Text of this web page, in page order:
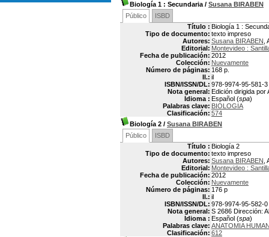
Biología 1 : Secundaria / Susana BIRABEN
Público
ISBD
Título : Biología 1 :
Tipo de documento: texto impreso
Autores: Susana BIRABEN
Editorial: Montevideo :
Fecha de publicación: 2012
Colección: Nuevamente
Número de páginas: 168 p.
Il.: il
ISBN/ISSN/DL: 978-9974-95-581-3
Nota general: Edición dirigida por
Idioma : Español (spa)
Palabras clave: BIOLOGIA
Clasificación: 574
Biología 2 / Susana BIRABEN
Público
ISBD
Título : Biología 2
Tipo de documento: texto impreso
Autores: Susana BIRABEN
Editorial: Montevideo :
Fecha de publicación: 2012
Colección: Nuevamente
Número de páginas: 176 p
Il.: il
ISBN/ISSN/DL: 978-9974-95-582-0
Nota general: S 2686 Dirección:
Idioma : Español (spa)
Palabras clave: ANATOMIA
Clasificación: 612